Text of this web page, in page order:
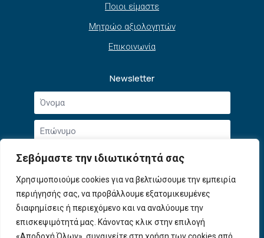
Σεβόμαστε την ιδιωτικότητά σας
Χρησιμοποιούμε cookies για να βελτιώσουμε την εμπειρία
περιήγησής σας, να προβάλλουμε εξατομικευμένες
διαφημίσεις ή περιεχόμενο και να αναλύουμε την
επισκεψιμότητά μας. Κάνοντας κλικ στην επιλογή
Ποιοι είμαστε
Μητρώο αξιολογητών
Επικοινωνία
Newsletter
Όνομα
Επώνυμο
Email
*
Αποδοχή
όρων
χρήσης
*
Συμφωνώ με την Πολιτική Απορρήτουκαι τους
Όρους Χρήσης.
Εγγραφή